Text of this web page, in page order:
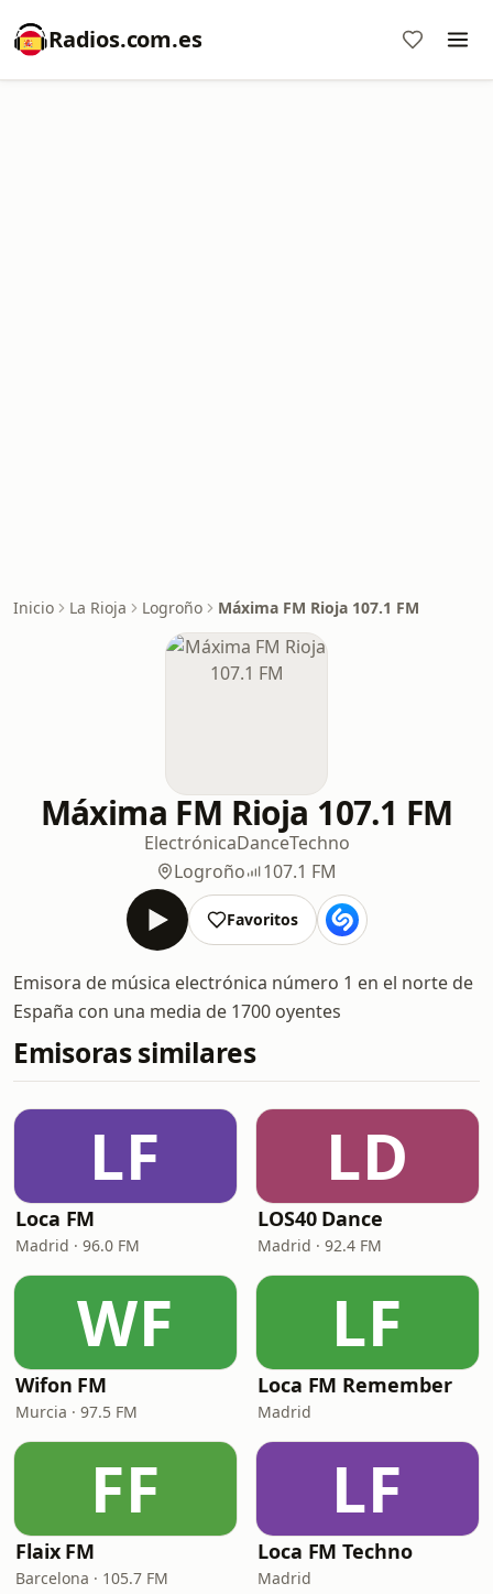
Radios.com.es
Inicio La Rioja Logroño Máxima FM Rioja 107.1 FM
Máxima FM Rioja 107.1 FM
ElectrónicaDanceTechno
Logroño
107.1 FM
Favoritos
Emisora de música electrónica número 1 en el norte de
España con una media de 1700 oyentes
Emisoras similares
LF
Loca FM
Madrid · 96.0 FM
LD
LOS40 Dance
Madrid · 92.4 FM
WF
Wifon FM
Murcia · 97.5 FM
LF
Loca FM Remember
Madrid
FF
Flaix FM
Barcelona · 105.7 FM
LF
Loca FM Techno
Madrid